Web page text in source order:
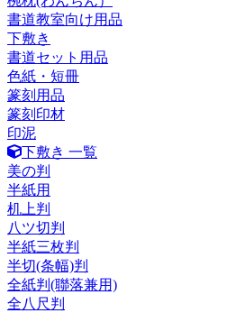
書道教室向け用品
下敷き
書道セット用品
色紙・短冊
篆刻用品
篆刻印材
印泥
下敷き 一覧
美の判
半紙用
机上判
八ツ切判
半紙三枚判
半切(条幅)判
全紙判(聯落兼用)
全八尺判